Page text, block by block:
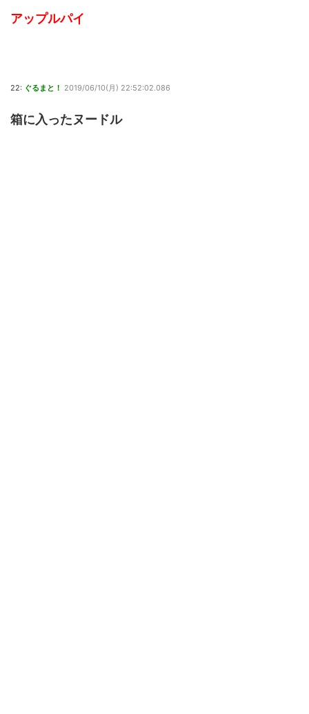
アップルパイ
22: ぐるまと！ 2019/06/10(月) 22:52:02.086
箱に入ったヌードル